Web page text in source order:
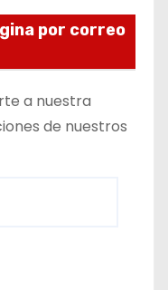
por correo
a nuestra
de nuestros